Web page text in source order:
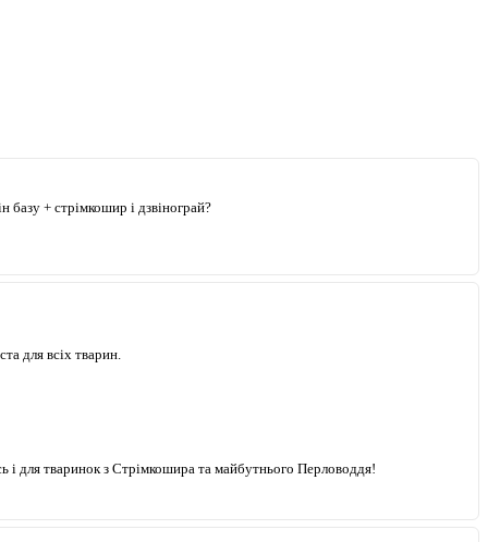
базу + стрімкошир і дзвінограй?
для всіх тварин.
і для тваринок з Стрімкошира та майбутнього Перловоддя!